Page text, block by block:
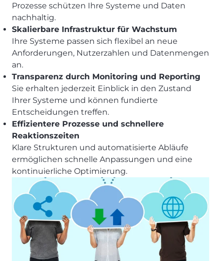
Prozesse schützen Ihre Systeme und Daten
nachhaltig.
Skalierbare Infrastruktur für Wachstum
Ihre Systeme passen sich flexibel an neue
Anforderungen, Nutzerzahlen und Datenmengen
an.
Transparenz durch Monitoring und Reporting
Sie erhalten jederzeit Einblick in den Zustand
Ihrer Systeme und können fundierte
Entscheidungen treffen.
Effizientere Prozesse und schnellere
Reaktionszeiten
Klare Strukturen und automatisierte Abläufe
ermöglichen schnelle Anpassungen und eine
kontinuierliche Optimierung.